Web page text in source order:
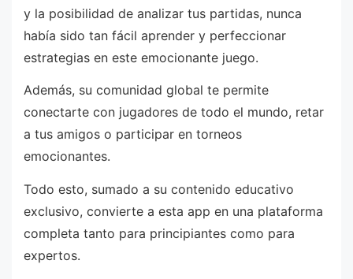
y la posibilidad de analizar tus partidas, nunca
había sido tan fácil aprender y perfeccionar
estrategias en este emocionante juego.
Además, su comunidad global te permite
conectarte con jugadores de todo el mundo, retar
a tus amigos o participar en torneos
emocionantes.
Todo esto, sumado a su contenido educativo
exclusivo, convierte a esta app en una plataforma
completa tanto para principiantes como para
expertos.